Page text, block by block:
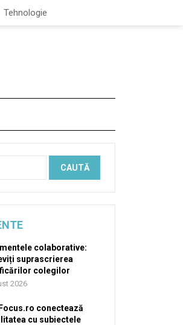
Tehnologie
colaborative:
suprascrierea
colegilor
2026
conectează
cu subiectele